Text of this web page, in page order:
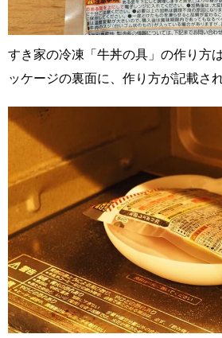
すき家の冷凍「牛丼の具」の作り方
ッケージの裏面に、作り方が記載さ